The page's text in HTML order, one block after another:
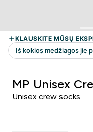
MP Unisex
Unisex crew socks